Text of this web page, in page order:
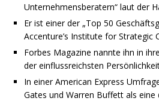
Unternehmensberatern“ laut der
Er ist einer der „Top 50
Accenture’s Institute for Strategic
Forbes Magazine nannte ihn in
der einflussreichsten
In einer American Express
Gates und Warren Buffett als eine